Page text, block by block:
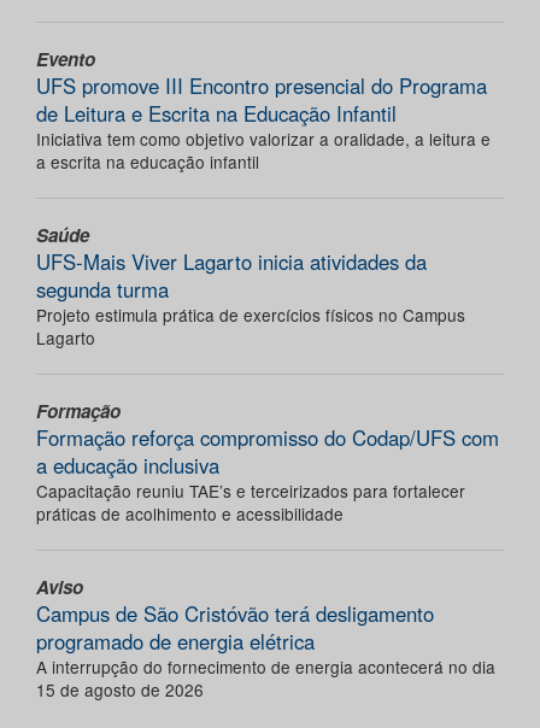
Evento
UFS promove III Encontro presencial do Programa
de Leitura e Escrita na Educação Infantil
Iniciativa tem como objetivo valorizar a oralidade, a leitura e
a escrita na educação infantil
Saúde
UFS-Mais Viver Lagarto inicia atividades da
segunda turma
Projeto estimula prática de exercícios físicos no Campus
Lagarto
Formação
Formação reforça compromisso do Codap/UFS com
a educação inclusiva
Capacitação reuniu TAE’s e terceirizados para fortalecer
práticas de acolhimento e acessibilidade
Aviso
Campus de São Cristóvão terá desligamento
programado de energia elétrica
A interrupção do fornecimento de energia acontecerá no dia
15 de agosto de 2026